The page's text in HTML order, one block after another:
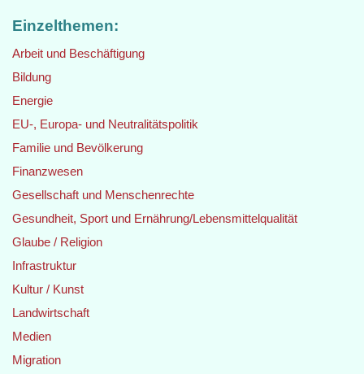
Einzelthemen:
Arbeit und Beschäftigung
Bildung
Energie
EU-, Europa- und Neutralitätspolitik
Familie und Bevölkerung
Finanzwesen
Gesellschaft und Menschenrechte
Gesundheit, Sport und Ernährung/Lebensmittelqualität
Glaube / Religion
Infrastruktur
Kultur / Kunst
Landwirtschaft
Medien
Migration